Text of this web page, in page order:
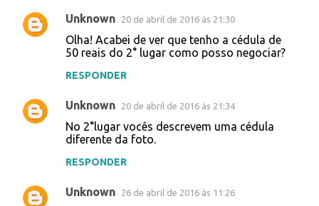
Unknown 20 de abril de 2016 às 21:30
Olha! Acabei de ver que tenho a cédula de
50 reais do 2° lugar como posso negociar?
RESPONDER
Unknown 20 de abril de 2016 às 21:34
No 2°lugar vocês descrevem uma cédula
diferente da foto.
RESPONDER
Unknown 26 de abril de 2016 às 11:26